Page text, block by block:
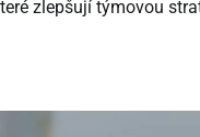
zlepšují týmovou